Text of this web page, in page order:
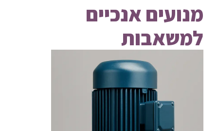
מנועים אנכיים
למשאבות